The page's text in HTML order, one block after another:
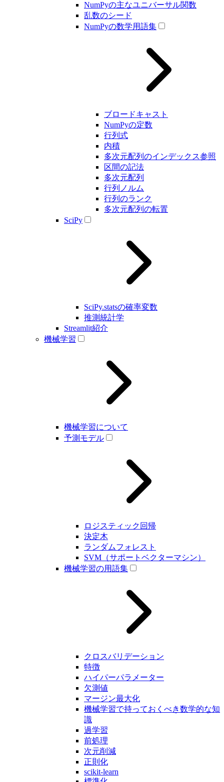
NumPyの主なユニバーサル関数
乱数のシード
NumPyの数学用語集
ブロードキャスト
NumPyの定数
行列式
内積
多次元配列のインデックス参照
区間の記法
多次元配列
行列ノルム
行列のランク
多次元配列の転置
SciPy
SciPy.statsの確率変数
推測統計学
Streamlit紹介
機械学習
機械学習について
予測モデル
ロジスティック回帰
決定木
ランダムフォレスト
SVM（サポートベクターマシン）
機械学習の用語集
クロスバリデーション
特徴
ハイパーパラメーター
欠測値
マージン最大化
機械学習で持っておくべき数学的な知
識
過学習
前処理
次元削減
正則化
scikit-learn